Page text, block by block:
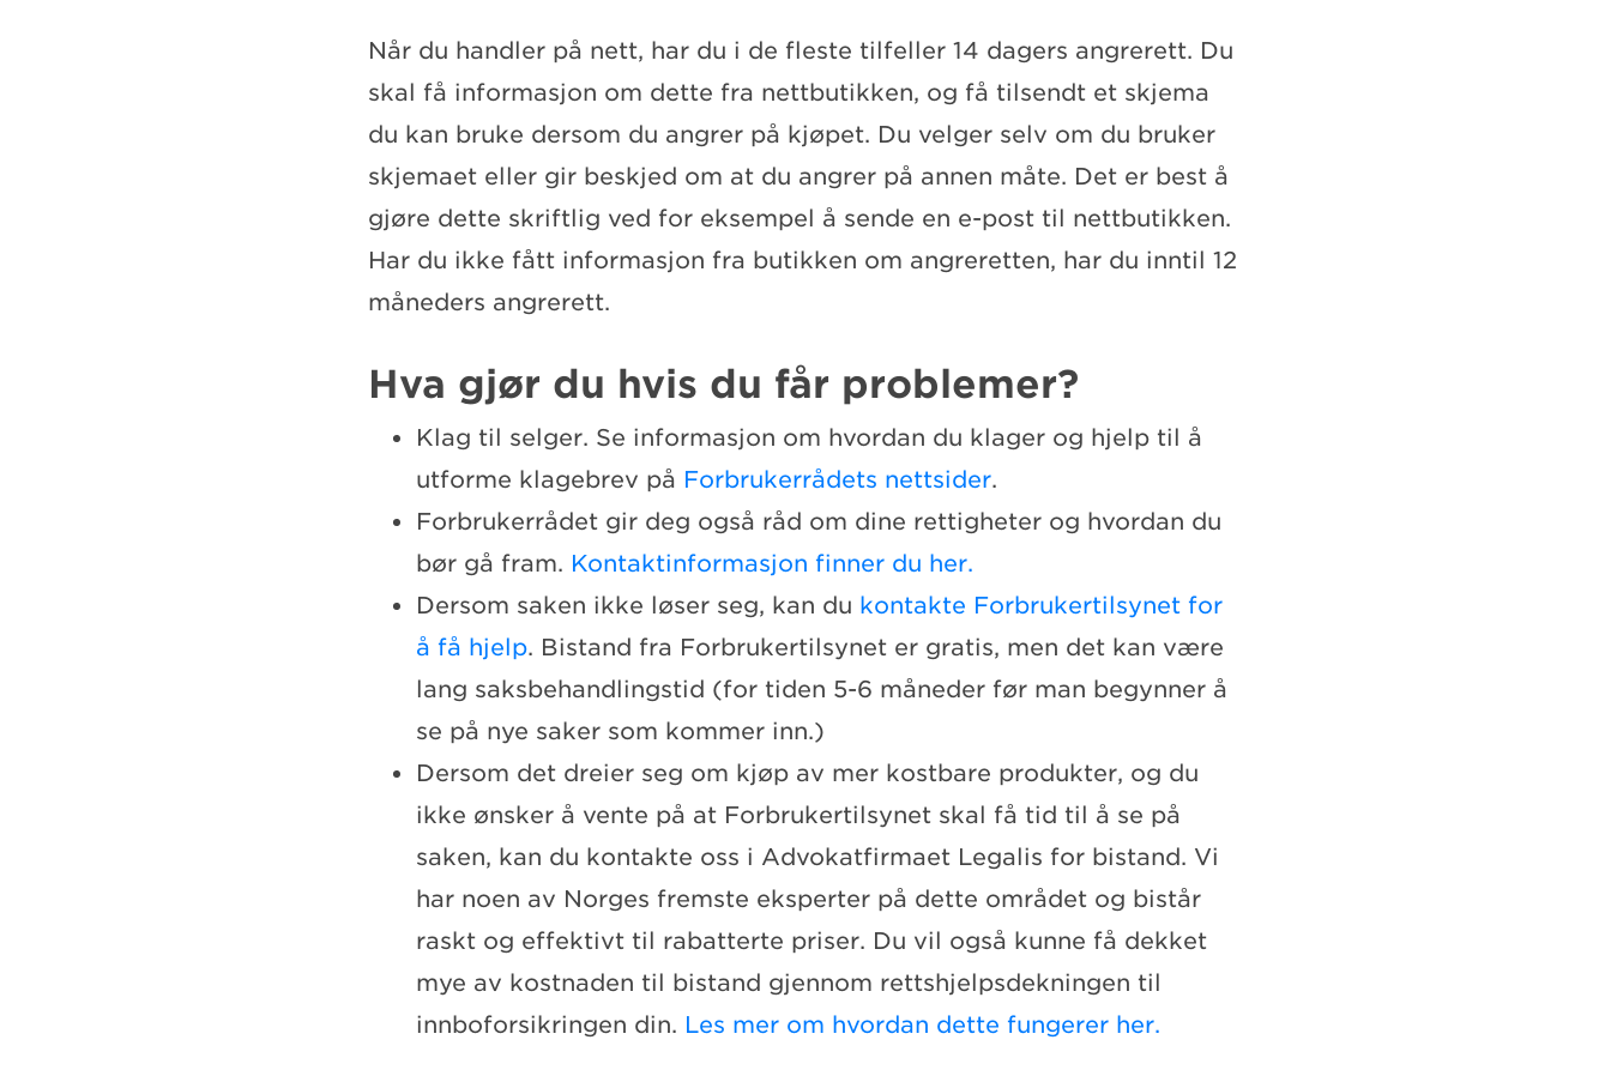
Når du handler på nett, har du i de fleste tilfeller 14 dagers angrerett. Du
skal få informasjon om dette fra nettbutikken, og få tilsendt et skjema
du kan bruke dersom du angrer på kjøpet. Du velger selv om du bruker
skjemaet eller gir beskjed om at du angrer på annen måte. Det er best å
gjøre dette skriftlig ved for eksempel å sende en e-post til nettbutikken.
Har du ikke fått informasjon fra butikken om angreretten, har du inntil 12
måneders angrerett.
Hva gjør du hvis du får problemer?
Klag til selger. Se informasjon om hvordan du klager og hjelp til å
utforme klagebrev på Forbrukerrådets nettsider.
Forbrukerrådet gir deg også råd om dine rettigheter og hvordan du
bør gå fram. Kontaktinformasjon finner du her.
Dersom saken ikke løser seg, kan du kontakte Forbrukertilsynet for
å få hjelp. Bistand fra Forbrukertilsynet er gratis, men det kan være
lang saksbehandlingstid (for tiden 5-6 måneder før man begynner å
se på nye saker som kommer inn.)
Dersom det dreier seg om kjøp av mer kostbare produkter, og du
ikke ønsker å vente på at Forbrukertilsynet skal få tid til å se på
saken, kan du kontakte oss i Advokatfirmaet Legalis for bistand. Vi
har noen av Norges fremste eksperter på dette området og bistår
raskt og effektivt til rabatterte priser. Du vil også kunne få dekket
mye av kostnaden til bistand gjennom rettshjelpsdekningen til
innboforsikringen din. Les mer om hvordan dette fungerer her.